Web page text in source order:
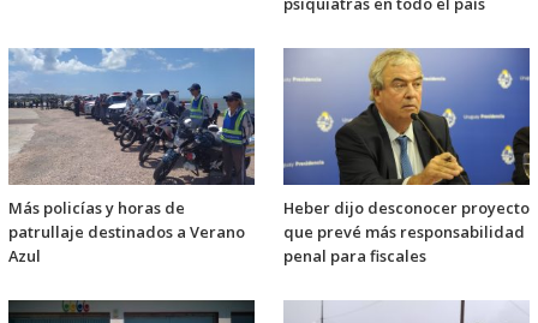
Más policías y horas de
patrullaje destinados a Verano
Azul
Heber dijo desconocer proyecto
que prevé más responsabilidad
penal para fiscales